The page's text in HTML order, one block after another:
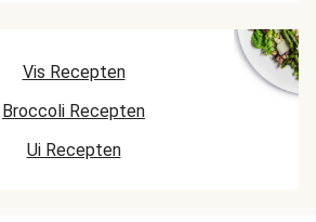
Vis Recepten
Broccoli Recepten
Ui Recepten